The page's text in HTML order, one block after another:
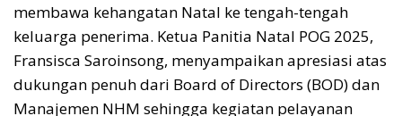
membawa kehangatan Natal ke tengah-tengah
keluarga penerima. Ketua Panitia Natal POG 2025,
Fransisca Saroinsong, menyampaikan apresiasi atas
dukungan penuh dari Board of Directors (BOD) dan
Manajemen NHM sehingga kegiatan pelayanan